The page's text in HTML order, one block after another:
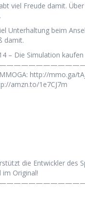
viel Freude damit.
Unterhaltung beim
damit.
– Die Simulation
http://mmo.ga/
amzn.to/1e7CJ7m
die Entwickler des
im Original!